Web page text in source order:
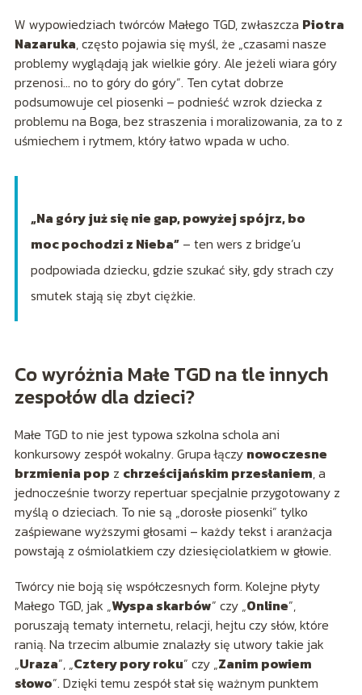
W wypowiedziach twórców Małego TGD, zwłaszcza Piotra
Nazaruka, często pojawia się myśl, że „czasami nasze
problemy wyglądają jak wielkie góry. Ale jeżeli wiara góry
przenosi… no to góry do góry”. Ten cytat dobrze
podsumowuje cel piosenki – podnieść wzrok dziecka z
problemu na Boga, bez straszenia i moralizowania, za to z
uśmiechem i rytmem, który łatwo wpada w ucho.
„Na góry już się nie gap, powyżej spójrz, bo
moc pochodzi z Nieba”– ten wers z bridge’u
podpowiada dziecku, gdzie szukać siły, gdy strach czy
smutek stają się zbyt ciężkie.
Co wyróżnia Małe TGD na tle innych
zespołów dla dzieci?
Małe TGD to nie jest typowa szkolna schola ani
konkursowy zespół wokalny. Grupa łączy nowoczesne
brzmienia pop z chrześcijańskim przesłaniem, a
jednocześnie tworzy repertuar specjalnie przygotowany z
myślą o dzieciach. To nie są „dorosłe piosenki” tylko
zaśpiewane wyższymi głosami – każdy tekst i aranżacja
powstają z ośmiolatkiem czy dziesięciolatkiem w głowie.
Twórcy nie boją się współczesnych form. Kolejne płyty
Małego TGD, jak „Wyspa skarbów” czy „Online”,
poruszają tematy internetu, relacji, hejtu czy słów, które
ranią. Na trzecim albumie znalazły się utwory takie jak
„Uraza”, „Cztery pory roku” czy „Zanim powiem
słowo”. Dzięki temu zespół stał się ważnym punktem